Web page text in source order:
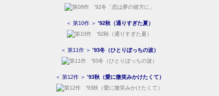
＜ 第10作 ＞ '92秋（通りすぎた夏）
＜ 第11作 ＞ '93冬（ひとりぼっちの波）
＜ 第12作 ＞ '93秋（愛に微笑みかけたくて）